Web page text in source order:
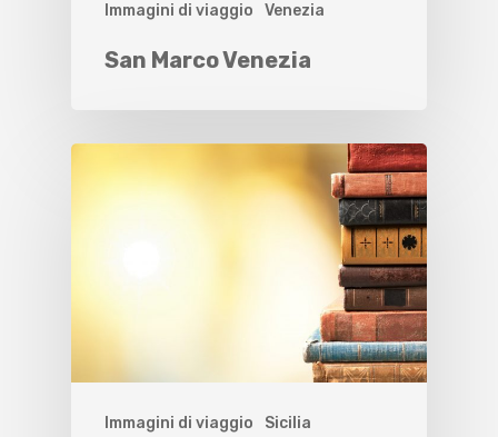
Immagini di viaggio Venezia
San Marco Venezia
Immagini di viaggio Sicilia